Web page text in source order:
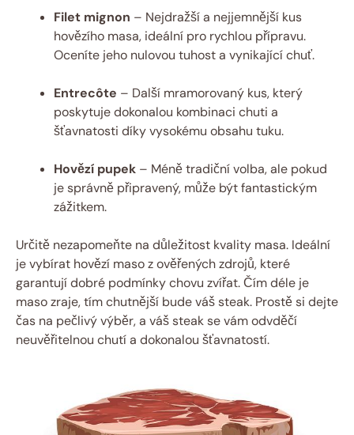
Filet mignon – Nejdražší a nejjemnější kus
hovězího masa, ideální pro rychlou přípravu.
Oceníte jeho nulovou tuhost a vynikající chuť.
Entrecôte – Další mramorovaný kus, který
poskytuje dokonalou kombinaci chuti a
šťavnatosti díky vysokému obsahu tuku.
Hovězí pupek – Méně tradiční volba, ale pokud
je správně připravený, může být fantastickým
zážitkem.
Určitě nezapomeňte na důležitost kvality masa. Ideální
je vybírat hovězí maso z ověřených zdrojů, které
garantují dobré podmínky chovu zvířat. Čím déle je
maso zraje, tím chutnější bude váš steak. Prostě si dejte
čas na pečlivý výběr, a váš steak se vám odvděčí
neuvěřitelnou chutí a dokonalou šťavnatostí.